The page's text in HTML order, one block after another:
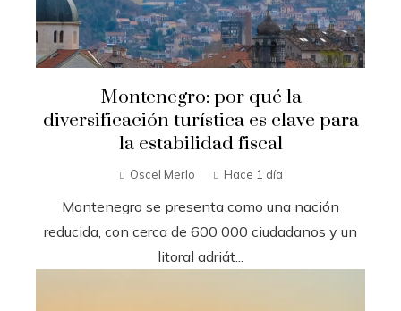
Montenegro: por qué la
diversificación turística es clave para
la estabilidad fiscal
Oscel Merlo Hace 1 día
Montenegro se presenta como una nación
reducida, con cerca de 600 000 ciudadanos y un
litoral adriát...